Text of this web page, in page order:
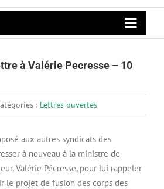
à Valérie Pecresse – 10
: Lettres ouvertes
aux autres syndicats des
à nouveau à la ministre de
Valérie Pécresse, pour lui rappeler
le projet de fusion des corps des